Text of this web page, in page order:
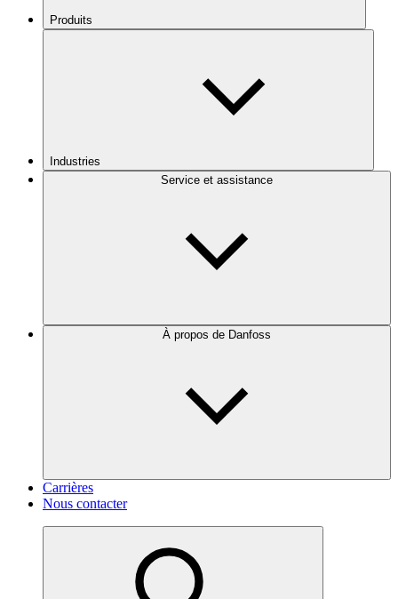
Produits
Industries
Service et assistance
À propos de Danfoss
Carrières
Nous contacter